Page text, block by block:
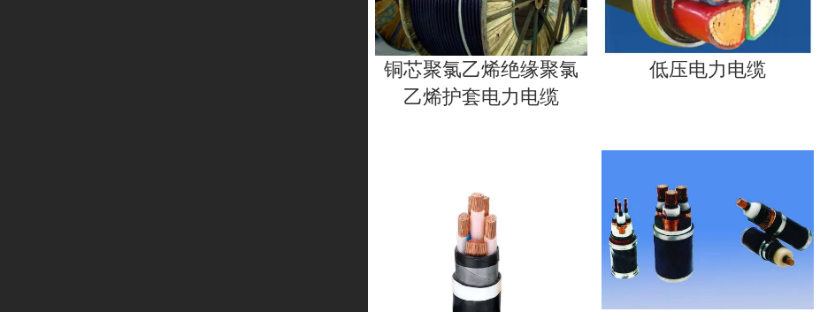
铜芯聚氯乙烯绝缘聚氯
乙烯护套电力电缆
低压电力电缆